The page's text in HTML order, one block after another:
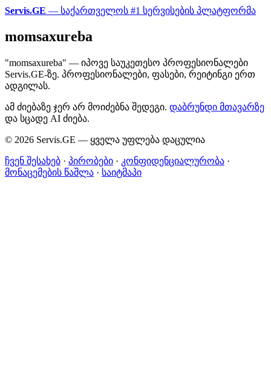
Servis.GE — საქართველოს #1 სერვისების პლატფორმა
momsaxureba
"momsaxureba" — იპოვე საუკეთესო პროფესიონალები
Servis.GE-ზე. პროფესიონალები, ფასები, რეიტინგი ერთ
ადგილას.
ამ ძიებაზე ჯერ არ მოიძებნა შედეგი. დაბრუნდი მთავარზე
და სცადე AI ძიება.
© 2026 Servis.GE — ყველა უფლება დაცულია
ჩვენ შესახებ · პირობები · კონფიდენციალურობა ·
მონაცემების წაშლა · საიტმაპი